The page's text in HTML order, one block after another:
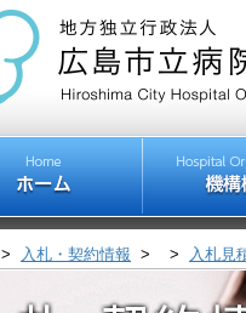
> 入札・契約情報 > > 入札見